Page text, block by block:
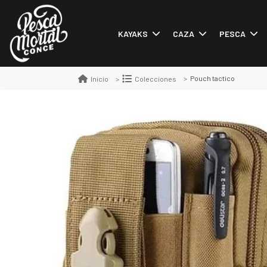
KAYAKS CAZA PESCA
Inicio Colecciones Pouch tactico